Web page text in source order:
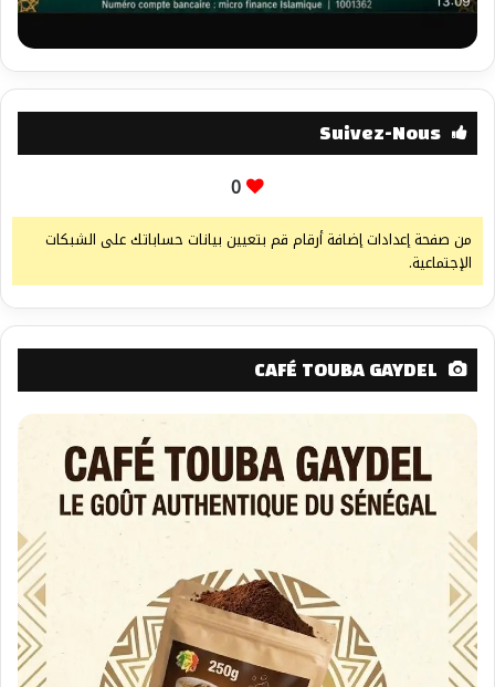
Suivez-Nous
0
من صفحة إعدادات إضافة أرقام قم بتعيين بيانات حساباتك على الشبكات
الإجتماعية.
CAFÉ TOUBA GAYDEL